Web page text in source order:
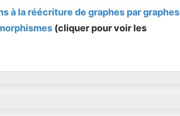
à la réécriture de graphes par graphes
(cliquer pour voir les